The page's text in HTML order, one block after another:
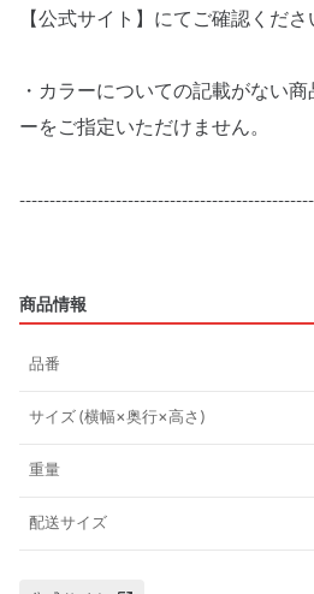
【公式サイト】にてご確認くださ
・カラーについての記載がない
ーをご指定いただけません。
商品情報
品番
サイズ (横幅×奥行×高さ)
重量
配送サイズ